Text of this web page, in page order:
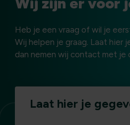
Heb je een vraag of wil je
Wij helpen je graag. Laat hier
dan nemen wij contact met je
Laat hier je